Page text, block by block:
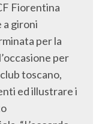
Fiorentina
a gironi
per la
per
toscano,
ed illustrare i